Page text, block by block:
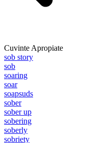
Cuvinte Apropiate
sob story
sob
soaring
soar
soapsuds
sober
sober up
sobering
soberly
sobriety